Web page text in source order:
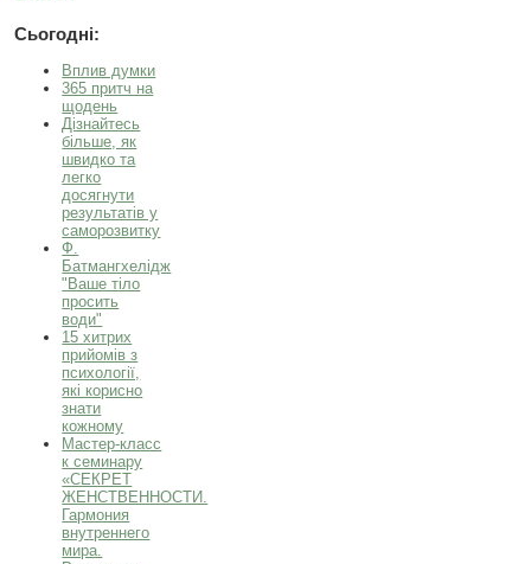
Сьогодні:
Вплив думки
365 притч на
щодень
Дізнайтесь
більше, як
швидко та
легко
досягнути
результатів у
саморозвитку
Ф.
Батмангхелідж
"Ваше тіло
просить
води"
15 хитрих
прийомів з
психології,
які корисно
знати
кожному
Мастер-класс
к семинару
«СЕКРЕТ
ЖЕНСТВЕННОСТИ.
Гармония
внутреннего
мира.